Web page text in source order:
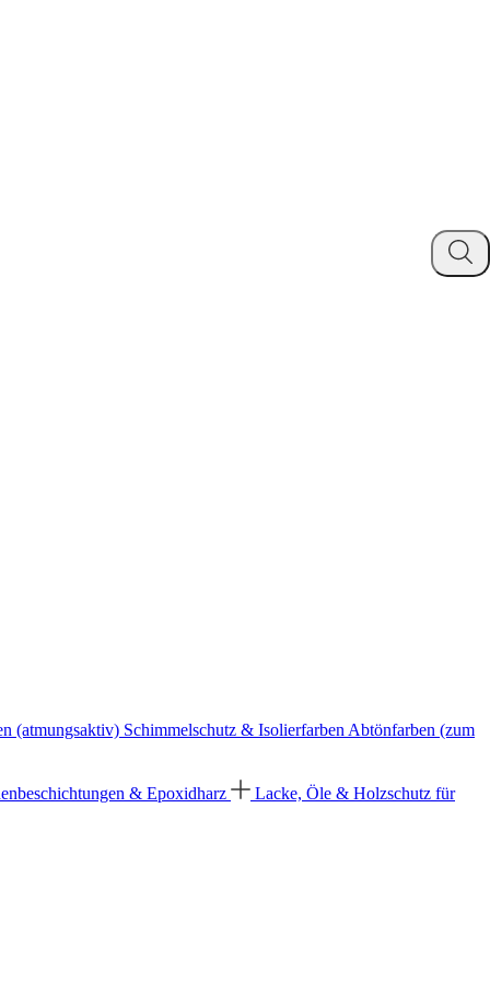
(atmungsaktiv) Schimmelschutz & Isolierfarben Abtönfarben (zum
& Epoxidharz Lacke, Öle & Holzschutz für